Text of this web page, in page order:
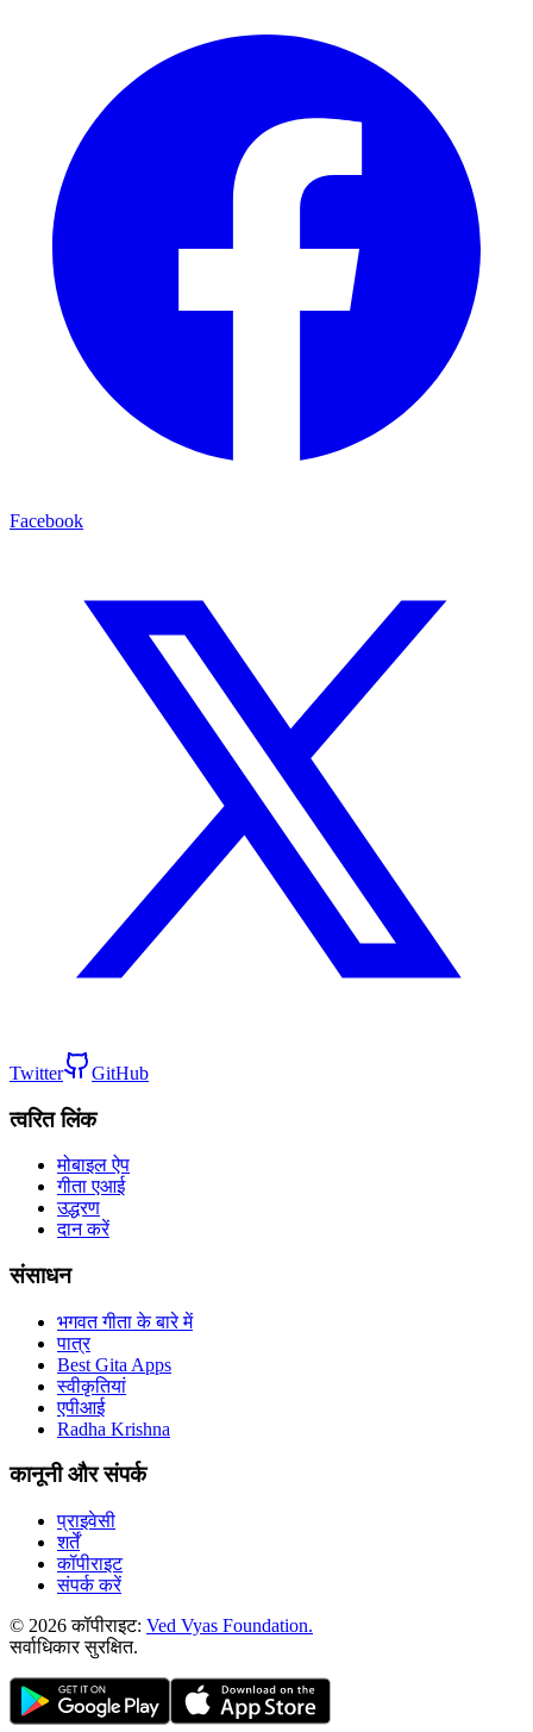
Facebook
Twitter GitHub
त्वरित लिंक
मोबाइल ऐप
गीता एआई
उद्धरण
दान करें
संसाधन
भगवत गीता के बारे में
पात्र
Best Gita Apps
स्वीकृतियां
एपीआई
Radha Krishna
कानूनी और संपर्क
प्राइवेसी
शर्तें
कॉपीराइट
संपर्क करें
© 2026 कॉपीराइट: Ved Vyas Foundation.
सर्वाधिकार सुरक्षित.